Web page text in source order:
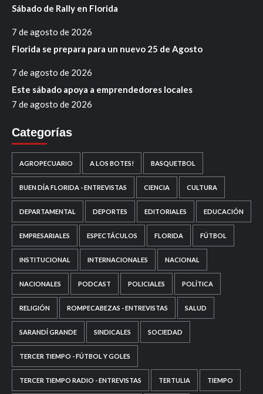
Sábado de Rally en Florida
7 de agosto de 2026
Florida se prepara para un nuevo 25 de Agosto
7 de agosto de 2026
Este sábado apoya a emprendedores locales
7 de agosto de 2026
Categorías
AGROPECUARIO A LOS BOTES! BASQUETBOL
BUEN DÍA FLORIDA - ENTREVISTAS CIENCIA CULTURA
DEPARTAMENTAL DEPORTES EDITORIALES EDUCACIÓN
EMPRESARIALES ESPECTÁCULOS FLORIDA FÚTBOL
INSTITUCIONAL INTERNACIONALES NACIONAL
NACIONALES PODCAST POLICIALES POLÍTICA
RELIGIÓN ROMPECABEZAS - ENTREVISTAS SALUD
SARANDÍ GRANDE SINDICALES SOCIEDAD
TERCER TIEMPO - FÚTBOL Y GOLES
TERCER TIEMPO RADIO - ENTREVISTAS TERTULIA TIEMPO